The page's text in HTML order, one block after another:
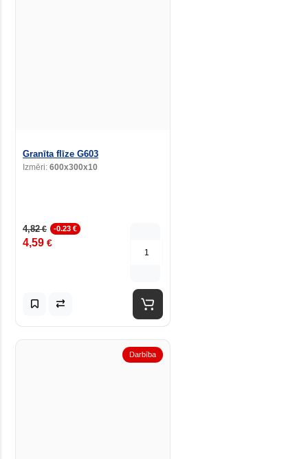
Granīta flīze G603
Izmēri: 600x300x10
4,82€ -0.23 €
4,59 €
Darbība